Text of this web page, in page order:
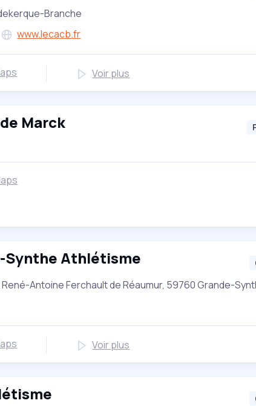
Branche
www.lecacb.fr
Voir plus
Marck
Synthe Athlétisme
Antoine Ferchault de Réaumur, 59760 Grande-
Voir plus